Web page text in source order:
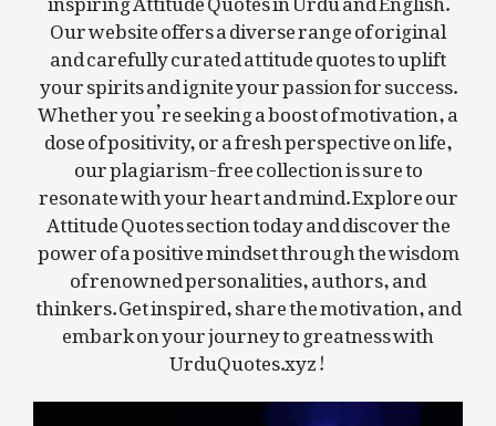
Our website offers a diverse range of original
and carefully curated attitude quotes to uplift
your spirits and ignite your passion for success.
Whether you’re seeking a boost of motivation, a
dose of positivity, or a fresh perspective on life,
our plagiarism-free collection is sure to
resonate with your heart and mind. Explore our
Attitude Quotes section today and discover the
power of a positive mindset through the wisdom
of renowned personalities, authors, and
thinkers. Get inspired, share the motivation, and
embark on your journey to greatness with
UrduQuotes.xyz!